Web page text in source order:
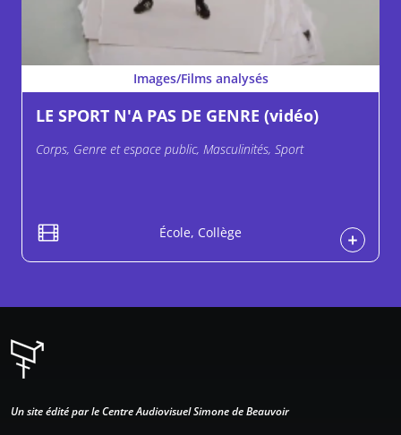
Images/Films analysés
LE SPORT N'A PAS DE GENRE (vidéo)
Corps, Genre et espace public, Masculinités, Sport
École, Collège
Un site édité par le Centre Audiovisuel Simone de Beauvoir